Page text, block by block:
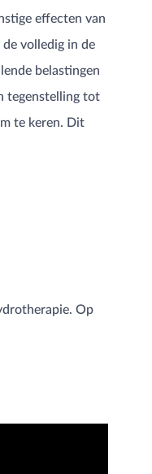
effecten van
volledig in de
belastingen
tegenstelling tot
te keren. Dit
Op